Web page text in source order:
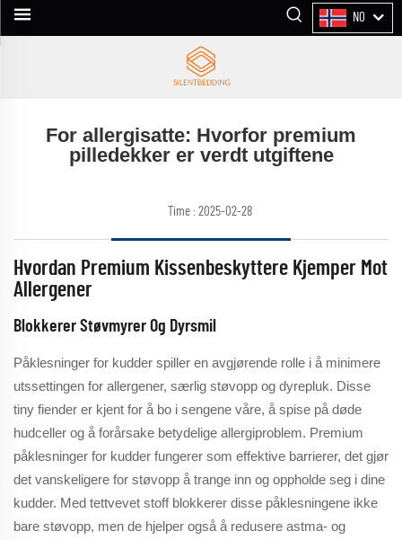
NO
For allergisatte: Hvorfor premium
pilledekker er verdt utgiftene
Time : 2025-02-28
Hvordan Premium Kissenbeskyttere Kjemper Mot
Allergener
Blokkerer Støvmyrer Og Dyrsmil
Påklesninger for kudder spiller en avgjørende rolle i å minimere
utssettingen for allergener, særlig støvopp og dyrepluk. Disse
tiny fiender er kjent for å bo i sengene våre, å spise på døde
hudceller og å forårsake betydelige allergiproblem. Premium
påklesninger for kudder fungerer som effektive barrierer, det gjør
det vanskeligere for støvopp å trange inn og oppholde seg i dine
kudder. Med tettvevet stoff blokkerer disse påklesningene ikke
bare støvopp, men de hjelper også å redusere astma- og